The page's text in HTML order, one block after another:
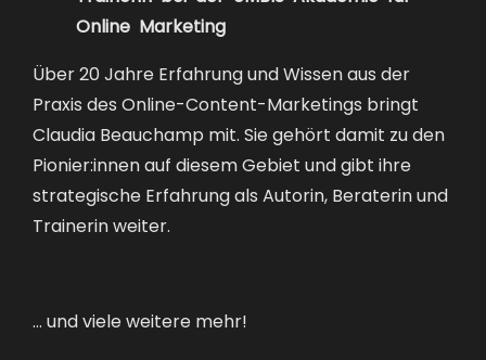
Online Marketing
Über 20 Jahre Erfahrung und Wissen aus der
Praxis des Online-Content-Marketings bringt
Claudia Beauchamp mit. Sie gehört damit zu den
Pionier:innen auf diesem Gebiet und gibt ihre
strategische Erfahrung als Autorin, Beraterin und
Trainerin weiter.
… und viele weitere mehr!